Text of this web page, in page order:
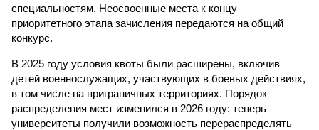
специальностям. Неосвоенные места к концу
приоритетного этапа зачисления передаются на общий
конкурс.
В 2025 году условия квоты были расширены, включив
детей военнослужащих, участвующих в боевых действиях,
в том числе на приграничных территориях. Порядок
распределения мест изменился в 2026 году: теперь
университеты получили возможность перераспределять